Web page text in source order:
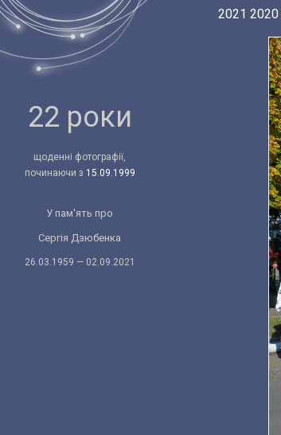
22 роки
щоденні фотографії,
починаючи з 15.09.1999
У пам'ять про
Сергія Дзюбенка
26.03.1959 — 02.09.2021
2021 2020